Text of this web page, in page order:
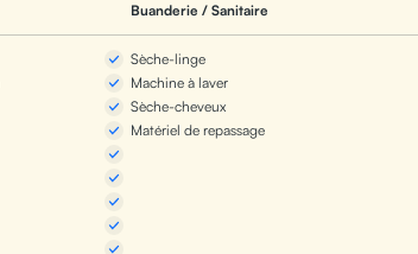
Buanderie / Sanitaire
Sèche-linge
Machine à laver
Sèche-cheveux
Matériel de repassage